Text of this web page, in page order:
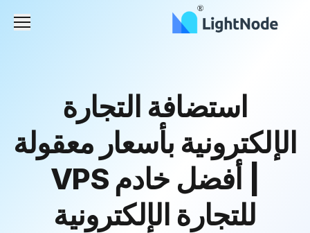
استضافة التجارة
الإلكترونية بأسعار معقولة
| أفضل خادم VPS
للتجارة الإلكترونية